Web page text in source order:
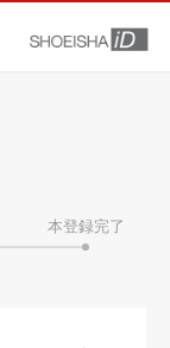
本登録完了